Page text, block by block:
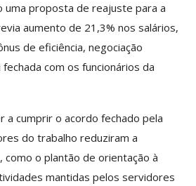
uma proposta de reajuste para a
aumento de 21,3% nos salários,
de eficiência, negociação
com os funcionários da
a cumprir o acordo fechado pela
do trabalho reduziram a
o plantão de orientação à
mantidas pelos servidores